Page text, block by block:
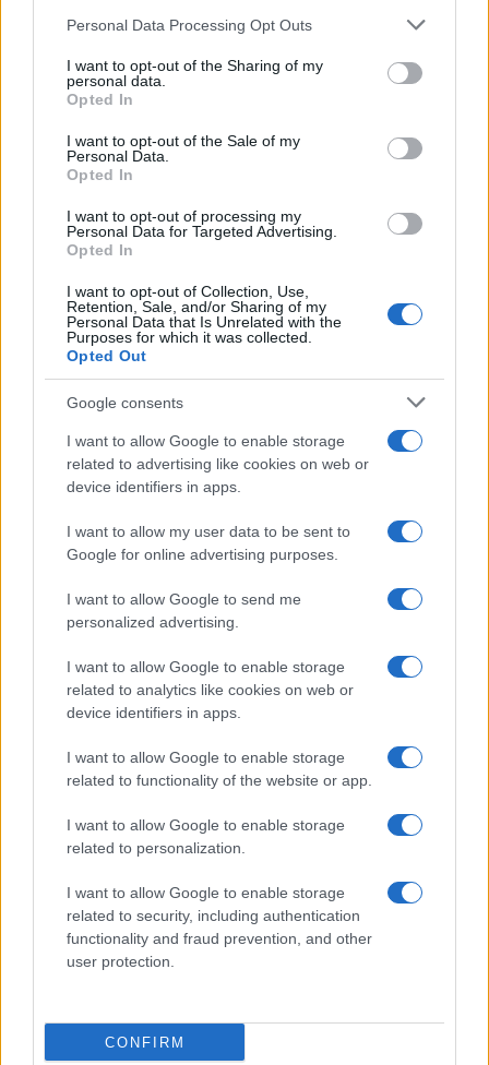
Please note that this website/app uses one or more Google
not limited to your visit or usage behaviour. You may click to
grant or deny consent to Google and its third-party tags to
use your data for below specified purposes in below Google
consent section.
Personal Data Processing Opt Outs
I want to opt-out of the Sharing of my
personal data.
Opted In
I want to opt-out of the Sale of my
Personal Data.
Opted In
I want to opt-out of processing my
Personal Data for Targeted Advertising.
Opted In
I want to opt-out of Collection, Use,
Retention, Sale, and/or Sharing of my
Personal Data that Is Unrelated with the
Purposes for which it was collected.
Opted Out
Google consents
I want to allow Google to enable storage
related to advertising like cookies on web or
device identifiers in apps.
I want to allow my user data to be sent to
Google for online advertising purposes.
I want to allow Google to send me
personalized advertising.
I want to allow Google to enable storage
related to analytics like cookies on web or
device identifiers in apps.
I want to allow Google to enable storage
related to functionality of the website or app.
I want to allow Google to enable storage
related to personalization.
I want to allow Google to enable storage
related to security, including authentication
functionality and fraud prevention, and other
user protection.
CONFIRM
Dal punto di vista normativo, il Garante ha
positivamente: le autorità tengono conto delle
misure preventive nella valutazione di eventuali
violazioni. Il rischio compliance è reale:
l’attuazione sistematica delle best practice
verifica esterna.
Conclusione
Dal punto di vista normativo, le nuove
indicazioni del
l’obbligo di governare l’uso dell’IA nella
con rigore. Le aziende devono
valutare, documentare, mitigare e dimostrare le
misure adottate, secondo un approccio
proporzionato al rischio. Il rischio compliance è
reale: una governance strutturata riduce
clienti. Dal punto di vista operativo, occorrono
d’impatto e controlli periodici per verificare
l’efficacia delle misure. Il prossimo sviluppo
utili per uniformare prassi e facilitare le
verifiche esterne.
Roberta Tagliabue
Roberta Tagliabue ha dormito nella sala
d'attesa dell'ospedale San Martino per
in redazione come referente per Genova.
Nata a Sampierdarena, mantiene contatti